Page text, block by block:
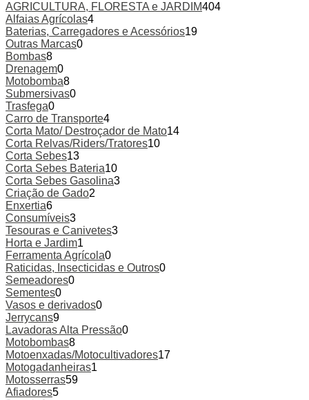
AGRICULTURA, FLORESTA e JARDIM404
Alfaias Agrícolas4
Baterias, Carregadores e Acessórios19
Outras Marcas0
Bombas8
Drenagem0
Motobomba8
Submersivas0
Trasfega0
Carro de Transporte4
Corta Mato/ Destroçador de Mato14
Corta Relvas/Riders/Tratores10
Corta Sebes13
Corta Sebes Bateria10
Corta Sebes Gasolina3
Criação de Gado2
Enxertia6
Consumíveis3
Tesouras e Canivetes3
Horta e Jardim1
Ferramenta Agrícola0
Raticidas, Insecticidas e Outros0
Semeadores0
Sementes0
Vasos e derivados0
Jerrycans9
Lavadoras Alta Pressão0
Motobombas8
Motoenxadas/Motocultivadores17
Motogadanheiras1
Motosserras59
Afiadores5